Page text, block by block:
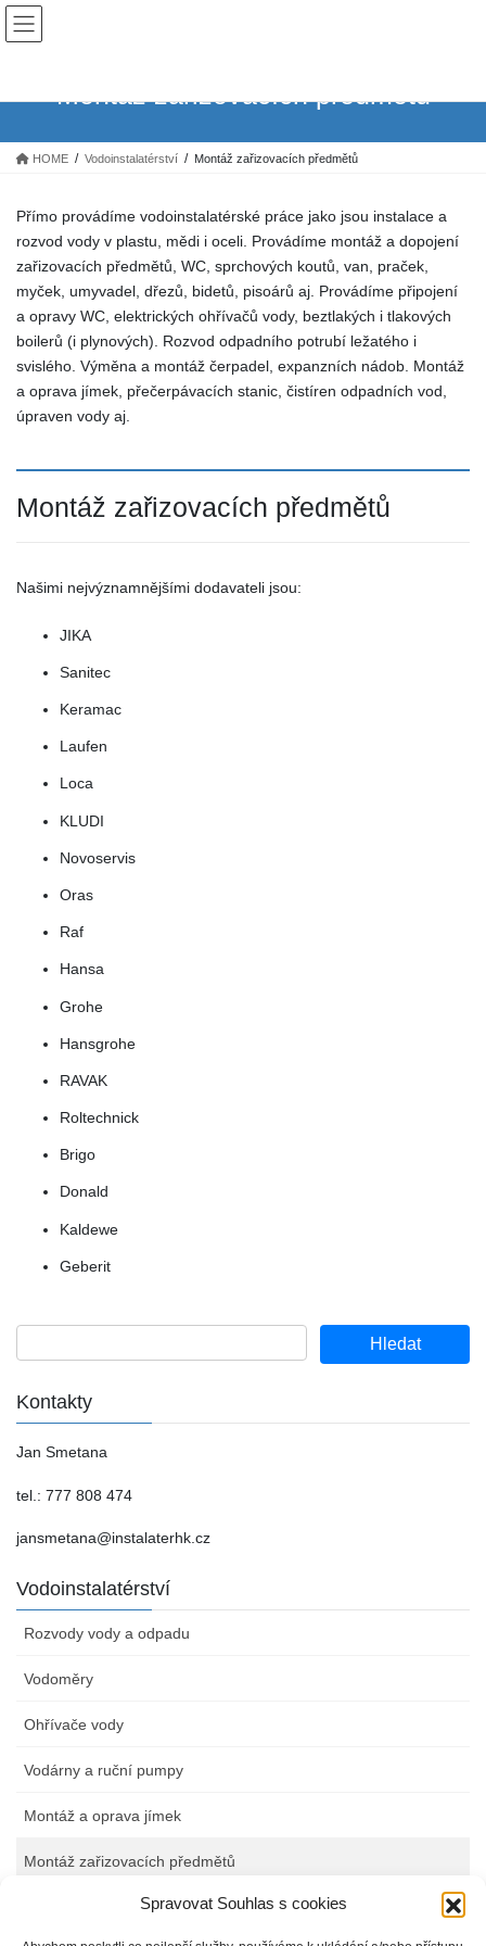
Spravovat Souhlas s cookies
Skip
Skip
Montáž zařizovacích předmětů
HOME Vodoinstalatérství Montáž zařizovacích předmětů
Přímo provádíme vodoinstalatérské práce jako jsou instalace a
rozvod vody v plastu, mědi i oceli. Provádíme montáž a dopojení
zařizovacích předmětů, WC, sprchových koutů, van, praček,
myček, umyvadel, dřezů, bidetů, pisoárů aj. Provádíme připojení
a opravy WC, elektrických ohřívačů vody, beztlakých i tlakových
boilerů (i plynových). Rozvod odpadního potrubí ležatého i
svislého. Výměna a montáž čerpadel, expanzních nádob. Montáž
a oprava jímek, přečerpávacích stanic, čistíren odpadních vod,
úpraven vody aj.
Montáž zařizovacích předmětů
Našimi nejvýznamnějšími dodavateli jsou:
JIKA
Sanitec
Keramac
Laufen
Loca
KLUDI
Novoservis
Oras
Raf
Hansa
Grohe
Hansgrohe
RAVAK
Roltechnick
Brigo
Donald
Kaldewe
Geberit
Kontakty
Jan Smetana
tel.: 777 808 474
jansmetana@instalaterhk.cz
Vodoinstalatérství
Rozvody vody a odpadu
Vodoměry
Ohřívače vody
Vodárny a ruční pumpy
Montáž a oprava jímek
Montáž zařizovacích předmětů
Úvod